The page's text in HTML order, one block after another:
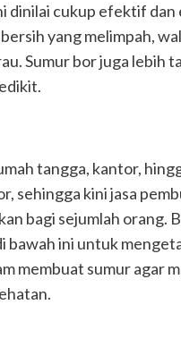
dinilai cukup efektif
yang melimpah,
Sumur bor juga lebih
tangga, kantor,
sehingga kini jasa
bagi sejumlah orang.
bawah ini untuk
membuat sumur agar